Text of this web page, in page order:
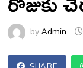
byAdmin